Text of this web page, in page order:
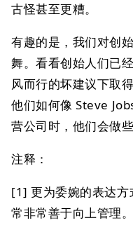
古怪甚至更糟。
有趣的是，我们对创
舞。看看创始人们已
风而行的坏建议下取
他们如何像 Steve
营公司时，他们会做些
注释：
[1] 更为委婉的表达方
常非常善于向上管理